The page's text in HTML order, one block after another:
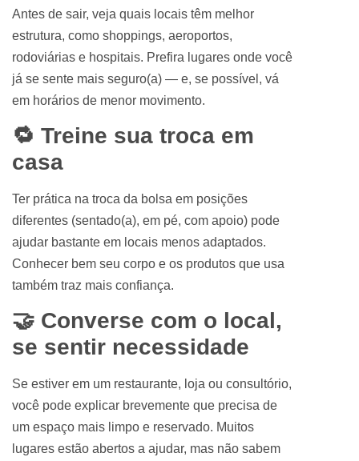
Antes de sair, veja quais locais têm melhor
estrutura, como shoppings, aeroportos,
rodoviárias e hospitais. Prefira lugares onde você
já se sente mais seguro(a) — e, se possível, vá
em horários de menor movimento.
🔁 Treine sua troca em
casa
Ter prática na troca da bolsa em posições
diferentes (sentado(a), em pé, com apoio) pode
ajudar bastante em locais menos adaptados.
Conhecer bem seu corpo e os produtos que usa
também traz mais confiança.
🤝 Converse com o local,
se sentir necessidade
Se estiver em um restaurante, loja ou consultório,
você pode explicar brevemente que precisa de
um espaço mais limpo e reservado. Muitos
lugares estão abertos a ajudar, mas não sabem